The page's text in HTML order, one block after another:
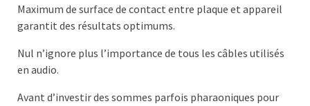
Maximum de surface de contact entre plaque et appareil
garantit des résultats optimums.
Nul n’ignore plus l’importance de tous les câbles utilisés
en audio.
Avant d’investir des sommes parfois pharaoniques pour